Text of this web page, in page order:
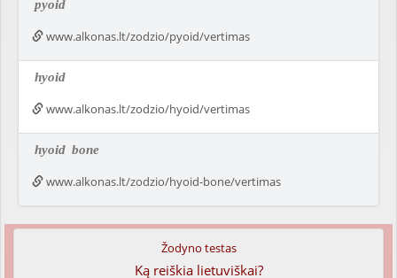
pyoid
www.alkonas.lt/zodzio/pyoid/vertimas
hyoid
www.alkonas.lt/zodzio/hyoid/vertimas
hyoid bone
www.alkonas.lt/zodzio/hyoid-bone/vertimas
Žodyno testas
Ką reiškia lietuviškai?